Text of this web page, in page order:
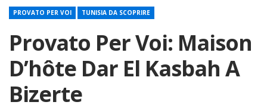
PROVATO PER VOI TUNISIA DA SCOPRIRE
Provato Per Voi: Maison
D’hôte Dar El Kasbah A
Bizerte